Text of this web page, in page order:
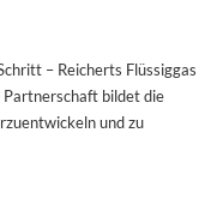
– Reicherts Flüssiggas
bildet die
und zu